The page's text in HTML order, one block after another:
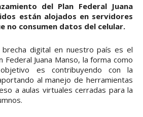
del Plan Federal Juana
están alojados en servidores
no consumen datos del celular.
digital en nuestro país es el
Federal Juana Manso, la forma como
es contribuyendo con la
al manejo de herramientas
a aulas virtuales cerradas para la